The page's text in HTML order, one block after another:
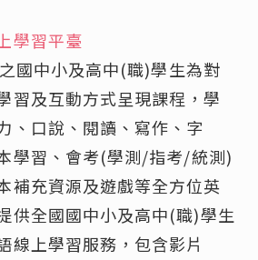
學習平臺
國中小及高中(職)學生為對
習及互動方式呈現課程，學
、口說、閱讀、寫作、字
學習、會考(學測/指考/統測)
補充資源及遊戲等全方位英
供全國國中小及高中(職)學生
線上學習服務，包含影片